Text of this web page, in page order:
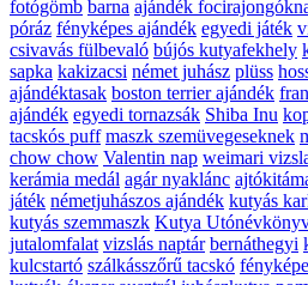
fotógömb barna ajándék
póráz fényképes ajándék egyedi játék
csivavás fülbevaló bújós kutyafekhely
sapka kakizacsi német juhász plüss
ajándéktasak boston terrier ajándék
ajándék egyedi tornazsák Shiba Inu
tacskós puff maszk szemüvegeseknek
chow chow Valentin nap weimari
kerámia medál agár nyaklánc
játék németjuhászos ajándék kutyás
kutyás szemmaszk Kutya
jutalomfalat vizslás naptár bernáthegyi
kulcstartó szálkásszőrű tacskó